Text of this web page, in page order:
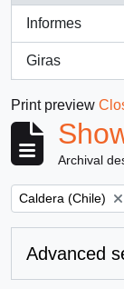
Informes
, 2 results
Giras
, 1 results
Print preview
Archival
Remove filter:
Caldera (Chile)
Advanced